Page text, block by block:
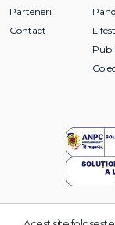
Parteneri
Contact